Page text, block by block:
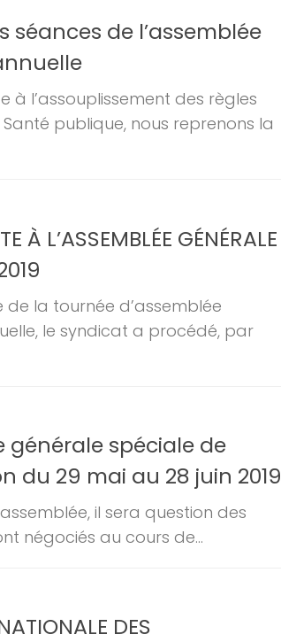
séances de l’assemblée
à l’assouplissement des règles
publique, nous reprenons la
À L’ASSEMBLÉE GÉNÉRALE
de la tournée d’assemblée
le syndicat a procédé, par
générale spéciale de
du 29 mai au 28 juin 2019
il sera question des
négociés au cours de...
DES